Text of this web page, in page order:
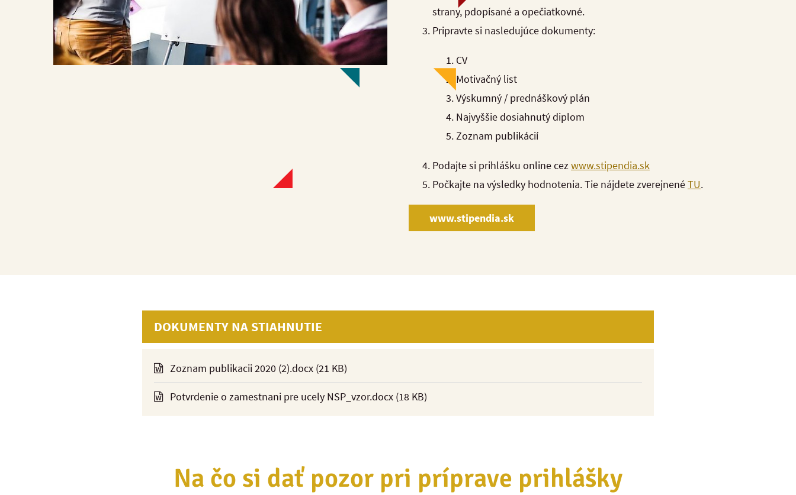
strany, pdopísané a opečiatkovné.
Pripravte si nasledujúce dokumenty:
CV
Motivačný list
Výskumný / prednáškový plán
Najvyššie dosiahnutý diplom
Zoznam publikácií
Podajte si prihlášku online cezwww.stipendia.sk
Počkajte na výsledky hodnotenia. Tie nájdete zverejnenéTU.
www.stipendia.sk
DOKUMENTY NA STIAHNUTIE
Zoznam publikacii 2020 (2).docx (21 KB)
Potvrdenie o zamestnani pre ucely NSP_vzor.docx (18 KB)
Na čo si dať pozor pri príprave prihlášky